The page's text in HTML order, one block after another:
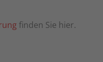
finden Sie hier.